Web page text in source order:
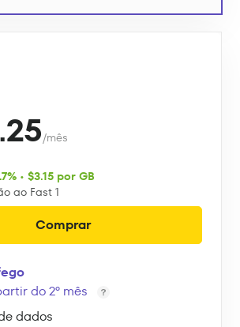
/mês
• $3.15 por GB
ao Fast 1
Comprar
do 2º mês
dados